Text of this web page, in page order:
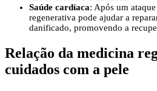
Saúde cardíaca: Após um
regenerativa pode ajudar a
danificado, promovendo a
Relação da medicina
cuidados com a pele